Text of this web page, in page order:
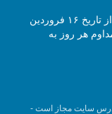
مجله آنلاین موسیقی «گفتگوی هارمونیک»، از تاریخ ۱۶ فروردین
مداوم هر روز به
آدرس سایت مجاز است -